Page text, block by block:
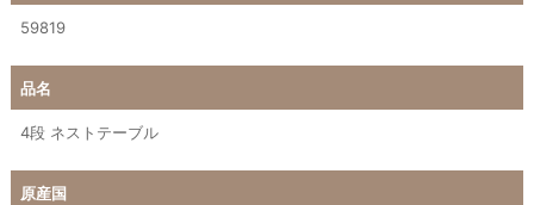
59819
品名
4段 ネストテーブル
原産国